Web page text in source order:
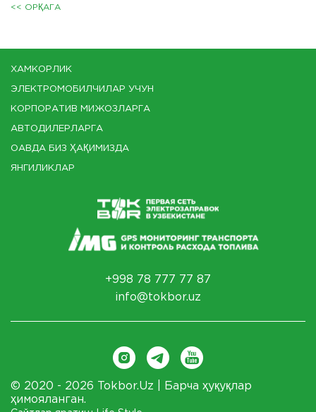
<< ОРҚАГА
ХАМКОРЛИК
ЭЛЕКТРОМОБИЛЧИЛАР УЧУН
КОРПОРАТИВ МИЖОЗЛАРГА
АВТОДИЛЕРЛАРГА
ОАВДА БИЗ ҲАҚИМИЗДА
ЯНГИЛИКЛАР
+998 78 777 77 87
info@tokbor.uz
© 2020 - 2026 Tokbor.Uz | Барча ҳуқуқлар
ҳимояланган.